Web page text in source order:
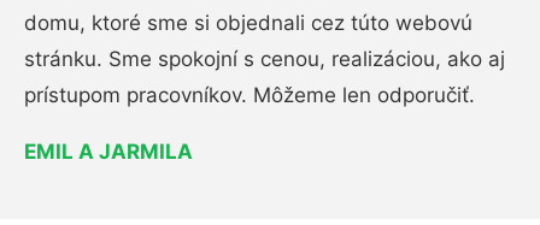
domu, ktoré sme si objednali cez túto webovú
stránku. Sme spokojní s cenou, realizáciou, ako aj
prístupom pracovníkov. Môžeme len odporučiť.
EMIL A JARMILA